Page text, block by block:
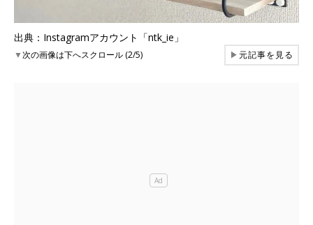
出典：Instagramアカウント「ntk_ie」
▼次の画像は下へスクロール (2/5) ▶元記事を見る